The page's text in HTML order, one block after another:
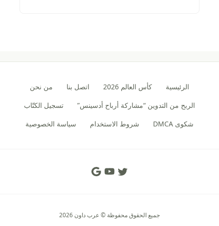
الرئيسية كأس العالم 2026 اتصل بنا
من نحن
الربح من التدوين “مشاركة أرباح أدسينس”
تسجيل الكتّاب
شكوى DMCA
شروط الاستخدام سياسة الخصوصية
Social Links
جميع الحقوق محفوظة © عرب داون 2026